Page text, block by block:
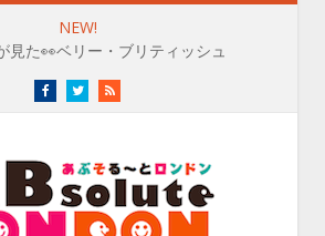
NEW!
見た👀ベリー・ブリティッシュ
FacebookTwitterRSS